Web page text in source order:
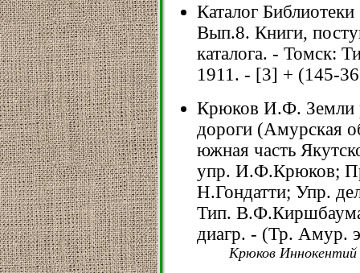
Каталог
Вып.8. Книги,
каталога. - Томск:
1911. - [3] + (145-
Крюков И.Ф. Земли
дороги (Амурская
южная часть
упр. И.Ф.Крюков;
Н.Гондатти; Упр.
Тип.
диагр. - (Тр. Амур.
Крюков